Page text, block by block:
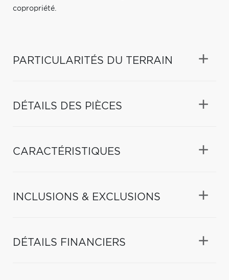
copropriété.
PARTICULARITÉS DU TERRAIN
DÉTAILS DES PIÈCES
CARACTÉRISTIQUES
INCLUSIONS & EXCLUSIONS
DÉTAILS FINANCIERS